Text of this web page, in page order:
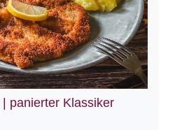
panierter Klassiker